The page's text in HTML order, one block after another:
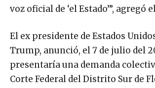
voz oficial de ‘el Estado’”, agregó
El ex presidente de Estados
Trump, anunció, el 7 de julio del
presentaría una demanda
Corte Federal del Distrito Sur de